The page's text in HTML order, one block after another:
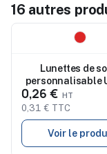
16 autres
Lunettes de
personnalisable
Leychan
0,26 €
0,31 € TTC
Voir le